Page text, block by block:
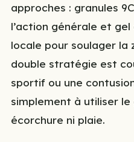
approches : granules
l’action générale et
locale pour soulager la
double stratégie est
sportif ou une
simplement à utiliser le
écorchure ni plaie.